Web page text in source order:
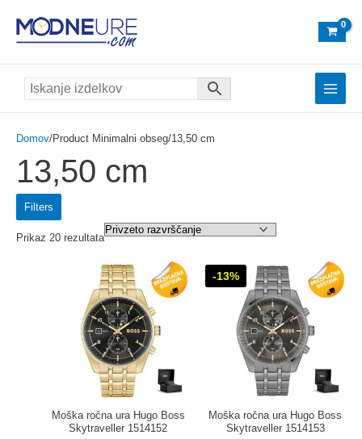
content
Main
Domov/Product Minimalni obseg/13,50 cm
13,50 cm
Filters
Prikaz 20 rezultata
Moška ročna ura Hugo Boss
Skytraveller 1514152
-13%
Moška ročna ura Hugo Boss
Skytraveller 1514153